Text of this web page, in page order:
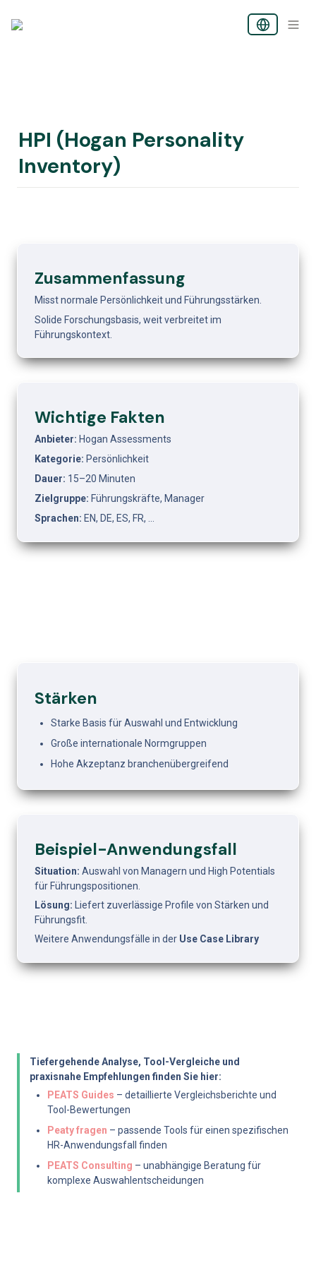
HPI (Hogan Personality
Inventory)
Zusammenfassung
Misst normale Persönlichkeit und Führungsstärken.
Solide Forschungsbasis, weit verbreitet im
Führungskontext.
Wichtige Fakten
Anbieter: Hogan Assessments
Kategorie: Persönlichkeit
Dauer: 15–20 Minuten
Zielgruppe: Führungskräfte, Manager
Sprachen: EN, DE, ES, FR, …
Stärken
Starke Basis für Auswahl und Entwicklung
Große internationale Normgruppen
Hohe Akzeptanz branchenübergreifend
Beispiel-Anwendungsfall
Situation: Auswahl von Managern und High Potentials
für Führungspositionen.
Lösung:
Liefert zuverlässige Profile von Stärken und
Führungsfit.
Weitere Anwendungsfälle in der Use Case Library
Tiefergehende Analyse, Tool-Vergleiche und
praxisnahe Empfehlungen finden Sie hier:
PEATS Guides – detaillierte Vergleichsberichte und
Tool-Bewertungen
Peaty fragen – passende Tools für einen spezifischen
HR-Anwendungsfall finden
PEATS Consulting – unabhängige Beratung für
komplexe Auswahlentscheidungen